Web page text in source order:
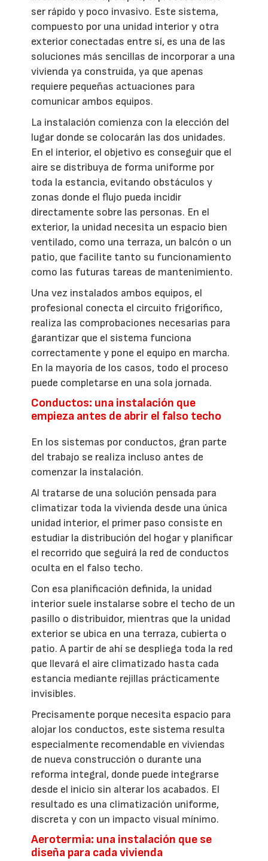
ser rápido y poco invasivo. Este sistema,
compuesto por una unidad interior y otra
exterior conectadas entre sí, es una de las
soluciones más sencillas de incorporar a una
vivienda ya construida, ya que apenas
requiere pequeñas actuaciones para
comunicar ambos equipos.
La instalación comienza con la elección del
lugar donde se colocarán las dos unidades.
En el interior, el objetivo es conseguir que el
aire se distribuya de forma uniforme por
toda la estancia, evitando obstáculos y
zonas donde el flujo pueda incidir
directamente sobre las personas. En el
exterior, la unidad necesita un espacio bien
ventilado, como una terraza, un balcón o un
patio, que facilite tanto su funcionamiento
como las futuras tareas de mantenimiento.
Una vez instalados ambos equipos, el
profesional conecta el circuito frigorífico,
realiza las comprobaciones necesarias para
garantizar que el sistema funciona
correctamente y pone el equipo en marcha.
En la mayoría de los casos, todo el proceso
puede completarse en una sola jornada.
Conductos: una instalación que
empieza antes de abrir el falso techo
En los sistemas por conductos, gran parte
del trabajo se realiza incluso antes de
comenzar la instalación.
Al tratarse de una solución pensada para
climatizar toda la vivienda desde una única
unidad interior, el primer paso consiste en
estudiar la distribución del hogar y planificar
el recorrido que seguirá la red de conductos
oculta en el falso techo.
Con esa planificación definida, la unidad
interior suele instalarse sobre el techo de un
pasillo o distribuidor, mientras que la unidad
exterior se ubica en una terraza, cubierta o
patio. A partir de ahí se despliega toda la red
que llevará el aire climatizado hasta cada
estancia mediante rejillas prácticamente
invisibles.
Precisamente porque necesita espacio para
alojar los conductos, este sistema resulta
especialmente recomendable en viviendas
de nueva construcción o durante una
reforma integral, donde puede integrarse
desde el inicio sin alterar los acabados. El
resultado es una climatización uniforme,
discreta y con un impacto visual mínimo.
Aerotermia: una instalación que se
diseña para cada vivienda